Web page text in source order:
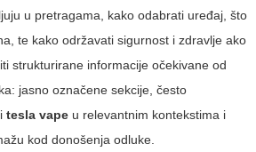
u pretragama, kako odabrati uređaj, što
te kako održavati sigurnost i zdravlje ako
strukturirane informacije očekivane od
jasno označene sekcije, često
tesla vape u relevantnim kontekstima i
kod donošenja odluke.